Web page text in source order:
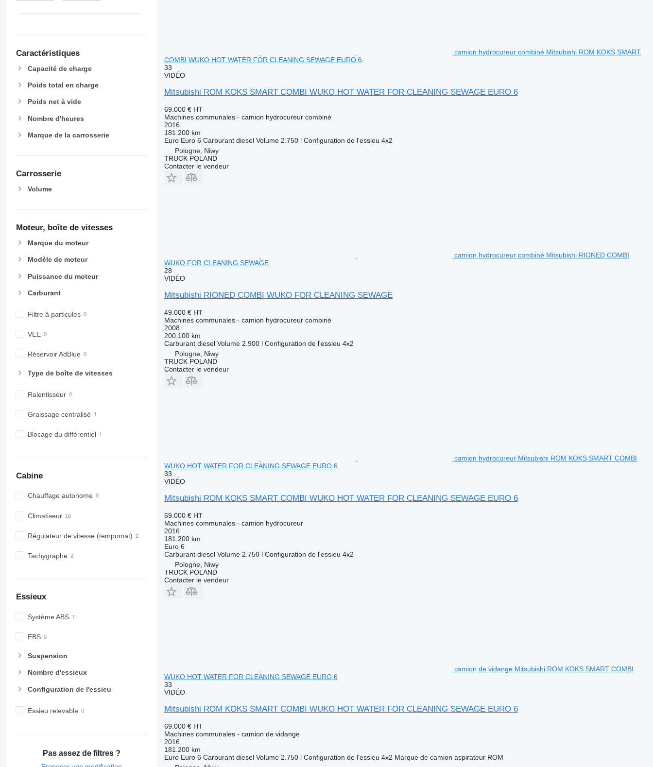
Caractéristiques
Capacité de charge
Poids total en charge
Poids net à vide
Nombre d'heures
Marque de la carrosserie
Carrosserie
Volume
Moteur, boîte de vitesses
Marque du moteur
Modèle de moteur
Puissance du moteur
Carburant
Filtre à particules
VEE
Réservoir AdBlue
Type de boîte de vitesses
Ralentisseur
Graissage centralisé
Blocage du différentiel
Cabine
Chauffage autonome
Climatiseur
Régulateur de vitesse (tempomat)
Tachygraphe
Essieux
Système ABS
EBS
Suspension
Nombre d'essieux
Configuration de l'essieu
Essieu relevable
Pas assez de filtres ?
camion hydrocureur combiné Mitsubishi ROM KOKS SMART
COMBI WUKO HOT WATER FOR CLEANING SEWAGE EURO 6
33
VIDÉO
Mitsubishi ROM KOKS SMART COMBI WUKO HOT WATER FOR CLEANING SEWAGE EURO 6
69.000 € HT
Machines communales - camion hydrocureur combiné
2016
181.200 km
Euro Euro 6 Carburant diesel Volume 2.750 l Configuration de l'essieu 4x2
Pologne, Niwy
TRUCK POLAND
Contacter le vendeur
camion hydrocureur combiné Mitsubishi RIONED COMBI
WUKO FOR CLEANING SEWAGE
28
VIDÉO
Mitsubishi RIONED COMBI WUKO FOR CLEANING SEWAGE
49.000 € HT
Machines communales - camion hydrocureur combiné
2008
200.100 km
Carburant diesel Volume 2.900 l Configuration de l'essieu 4x2
Pologne, Niwy
TRUCK POLAND
Contacter le vendeur
camion hydrocureur Mitsubishi ROM KOKS SMART COMBI
WUKO HOT WATER FOR CLEANING SEWAGE EURO 6
33
VIDÉO
Mitsubishi ROM KOKS SMART COMBI WUKO HOT WATER FOR CLEANING SEWAGE EURO 6
69.000 € HT
Machines communales - camion hydrocureur
2016
181.200 km
Euro 6
Carburant diesel Volume 2.750 l Configuration de l'essieu 4x2
Pologne, Niwy
TRUCK POLAND
Contacter le vendeur
camion de vidange Mitsubishi ROM KOKS SMART COMBI
WUKO HOT WATER FOR CLEANING SEWAGE EURO 6
33
VIDÉO
Mitsubishi ROM KOKS SMART COMBI WUKO HOT WATER FOR CLEANING SEWAGE EURO 6
69.000 € HT
Machines communales - camion de vidange
2016
181.200 km
Euro Euro 6 Carburant diesel Volume 2.750 l Configuration de l'essieu 4x2 Marque de camion aspirateur ROM